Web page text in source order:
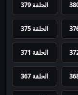
الحلقة 379
الحلقة 375
الحلقة 371
الحلقة 367